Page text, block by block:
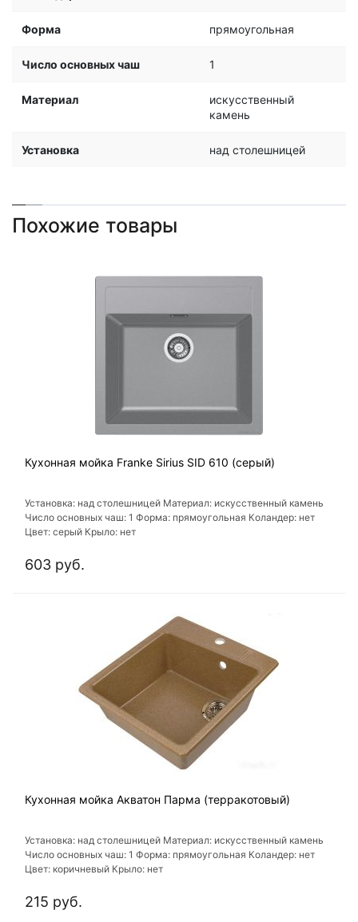
Форма прямоугольная
Число основных чаш 1
Материал
искусственный
камень
Установка над столешницей
Похожие товары
Кухонная мойка Franke Sirius SID 610 (серый)
Установка: над столешницей Материал: искусственный камень
Число основных чаш: 1 Форма: прямоугольная Коландер: нет
Цвет: серый Крыло: нет
603 руб.
Кухонная мойка Акватон Парма (терракотовый)
Установка: над столешницей Материал: искусственный камень
Число основных чаш: 1 Форма: прямоугольная Коландер: нет
Цвет: коричневый Крыло: нет
215 руб.